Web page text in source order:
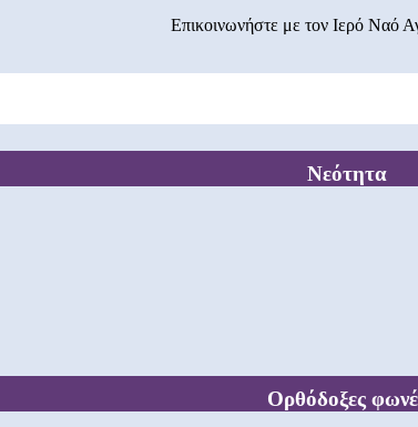
Επικοινωνήστε με τον Ιερό Ναό
Νεότητα
Ορθόδοξες